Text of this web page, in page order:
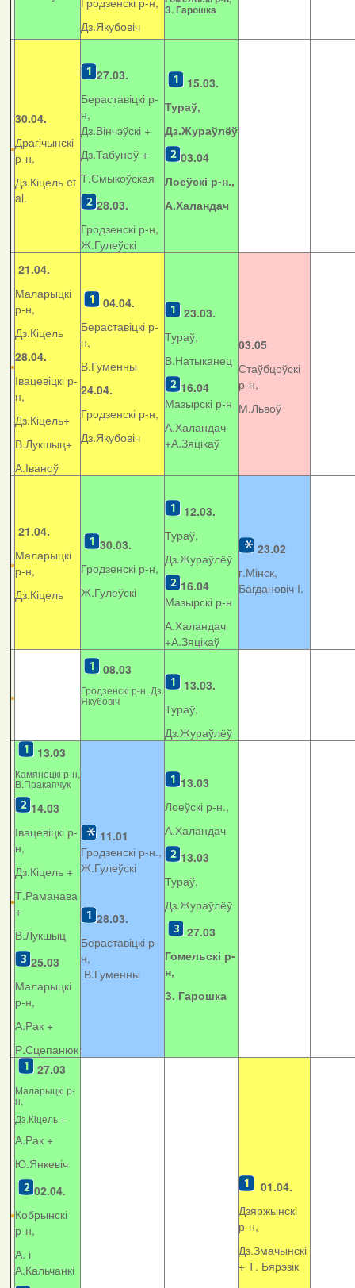
Дз.Якубовіч
З. Гарошка
30.04.
Драгічынскі
р-н,
Дз.Кіцель et
al.
27.03.
Бераставіцкі р-
н,
Дз.Вінчэўскі +
Дз.Табуноў +
Т.Смыкоўская
28.03.
Гродзенскі р-н,
Ж.Гулеўскі
15.03.
Тураў,
Дз.Жураўлёў
03.04
Лоеўскі р-н.,
А.Халандач
21.04.
Маларыцкі
р-н,
Дз.Кіцель
28.04.
Івацевіцкі р-
н,
Дз.Кіцель+
В.Лукшыц+
А.Іваноў
04.04.
Бераставіцкі р-
н,
В.Гуменны
24.04.
Гродзенскі р-н,
Дз.Якубовіч
23.03.
Тураў,
В.Натыканец
16.04
Мазырскі р-н
А.Халандач
+А.Зяцікаў
03.05
Стаўбцоўскі
р-н,
М.Львоў
21.04.
Маларыцкі
р-н,
Дз.Кіцель
30.03.
Гродзенскі р-н,
Ж.Гулеўскі
12.03.
Тураў,
Дз.Жураўлёў
16.04
Мазырскі р-н
А.Халандач
+А.Зяцікаў
23.02
г.Мінск,
Багдановіч І.
08.03
Гродзенскі р-н, Дз.
Якубовіч
13.03.
Тураў,
Дз.Жураўлёў
13.03
Камянецкі р-н,
В.Пракапчук
14.03
Івацевіцкі р-
н,
Дз.Кіцель +
Т.Раманава
+
В.Лукшыц
25.03
Маларыцкі
р-н,
А.Рак +
Р.Сцепанюк
11.01
Гродзенскі р-н.,
Ж.Гулеўскі
28.03.
Бераставіцкі р-
н,
В.Гуменны
13.03
Лоеўскі р-н.,
А.Халандач
13.03
Тураў,
Дз.Жураўлёў
27.03
Гомельскі р-
н,
З. Гарошка
27.03
Маларыцкі р-
н,
Дз.Кіцель +
А.Рак +
Ю.Янкевіч
02.04.
Кобрынскі
р-н,
А. і
А.Кальчанкі
01.04.
Дзяржынскі
р-н,
Дз.Змачынскі
+ Т. Бярэзік